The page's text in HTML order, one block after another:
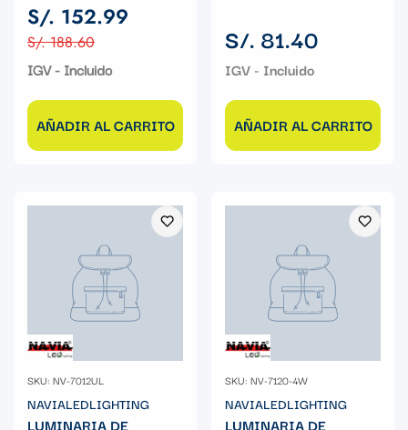
Precio
de
venta
S/. 152.99
Precio
regular
S/. 188.60
IGV - Incluido
AÑADIR AL CARRITO
Precio
regular
S/. 81.40
AÑADIR AL CARRITO
SKU: NV-7012UL
NAVIALEDLIGHTING
LUMINARIA DE
SKU: NV-7120-4W
NAVIALEDLIGHTING
LUMINARIA DE